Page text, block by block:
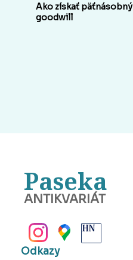
Ako získať päťnásobný
goodwill
Paseka
ANTIKVARIÁT
Odkazy